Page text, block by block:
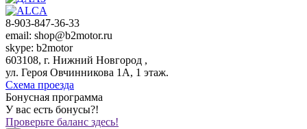
8-903-847-36-33
email: shop@b2motor.ru
skype: b2motor
603108, г. Нижний Новгород ,
ул. Героя Овчинникова 1А, 1 этаж.
Схема проезда
Бонусная программа
У вас есть бонусы?!
Проверьте баланс здесь!